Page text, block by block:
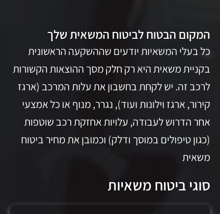
המקום הבטוח לביטוח המשאית שלך
כל בעלי המשאיות יודעים שההשקעה הראשונית
בקניית משאית היא רק חלק מסך ההוצאות הקשורות
לרכב זה. יש לקחת בחשבון את עלות המרכב (ארגז
קירור, ארגז וילונות ועוד), נגרר, מנוף או כל אמצעי
אחר הדרוש לעבודה, עלויות אחזקת רכב שוטפות
(כגון טיפולים במוסך ודלק) וכמובן את מחיר ביטוח
משאית
סוגי ביטוח משאיות